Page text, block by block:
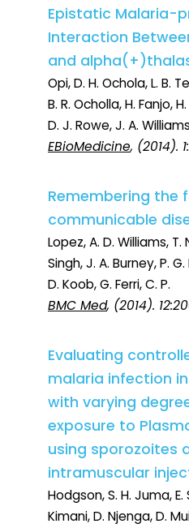
Epistatic Malaria-
Interaction
and
Opi, D. H. Ochola, L. B.
B. R. Ocholla, H. Fanjo,
D. J. Rowe, J. A.
EBioMedicine, (2014).
Remembering the
communicable
Lopez, A. D. Williams, T.
Singh, J. A. Burney, P.
D. Koob, G. Ferri, C. P.
BMC Med, (2014).
Evaluating
malaria infection
with varying
exposure to
using sporozoites
intramuscular
Hodgson, S. H. Juma, E.
Kimani, D. Njenga, D.